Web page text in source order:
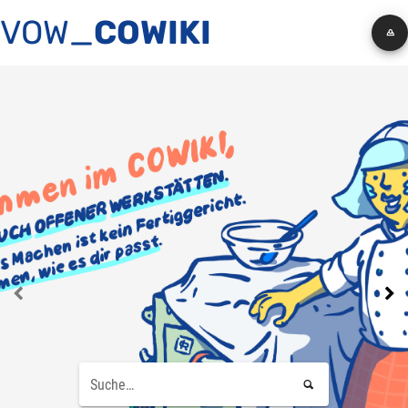
VOW_COWIKI
 
Suche…